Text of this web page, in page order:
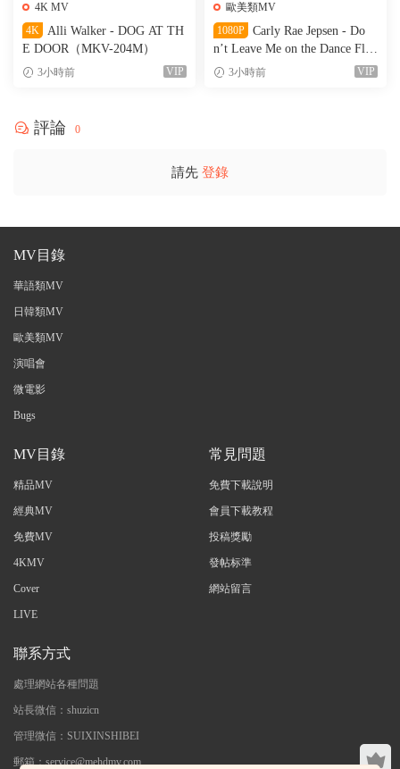
4K MV
4K
Alli Walker - DOG AT TH
E DOOR（MKV-204M）
3小時前 VIP
歐美類MV
1080P
Carly Rae Jepsen - Do
n’t Leave Me on the Dance Floo
r（WEB-151M）
3小時前 VIP
評論 0
請先 登錄
MV目錄
華語類MV
日韓類MV
歐美類MV
演唱會
微電影
Bugs
MV目錄
精品MV
經典MV
免費MV
4KMV
Cover
LIVE
常見問題
免費下載說明
會員下載教程
投稿獎勵
發帖标準
網站留言
聯系方式
處理網站各種問題
站長微信：shuzicn
管理微信：SUIXINSHIBEI
郵箱：service@mehdmv.com